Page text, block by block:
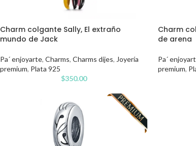
Charm colgante Sally, El extraño
mundo de Jack
Pa´ enjoyarte, Charms, Charms dijes, Joyería
premium, Plata 925
$350.00
Charm
de arena
Pa´
premium,